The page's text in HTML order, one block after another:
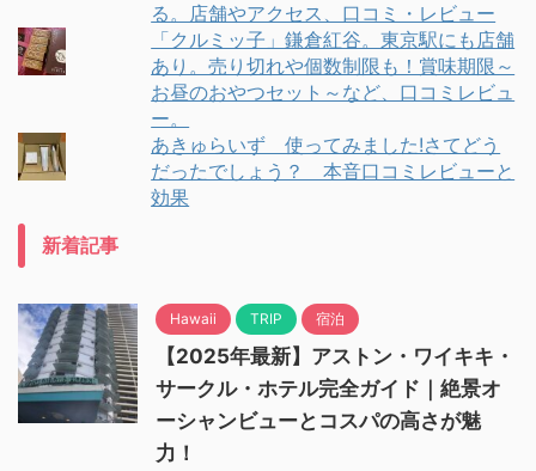
る。店舗やアクセス、口コミ・レビュー
「クルミッ子」鎌倉紅谷。東京駅にも店舗
あり。売り切れや個数制限も！賞味期限～
お昼のおやつセット～など、口コミレビュ
ー。
あきゅらいず 使ってみました!さてどう
だったでしょう？ 本音口コミレビューと
効果
新着記事
Hawaii TRIP 宿泊
【2025年最新】アストン・ワイキキ・
サークル・ホテル完全ガイド｜絶景オ
ーシャンビューとコスパの高さが魅
力！